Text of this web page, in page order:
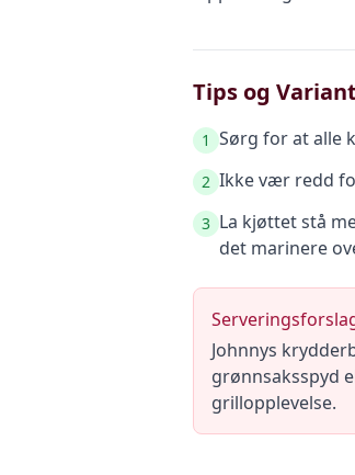
Tips og
1 Sørg for at alle
2 Ikke vær redd
3 La kjøttet stå
det marinere
Johnnys
grønnsaksspyd
grillopplevelse.